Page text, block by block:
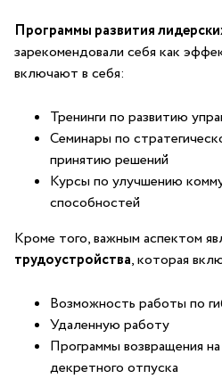
Программы развития
⁤зарекомендовали ⁤себя как
включают в ‌себя:
Тренинги по развитию
Семинары по
принятию решений
Курсы по улучшению‌
способностей
Кроме того, важным аспектом
трудоустройства,‍ которая
Возможность работы по
Удаленную работу
Программы возвращения
декретного отпуска